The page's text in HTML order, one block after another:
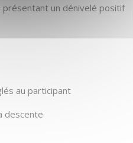
un dénivelé positif
au participant
descente